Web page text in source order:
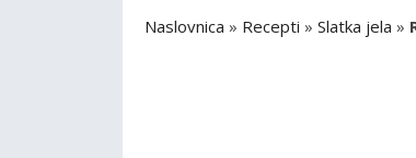
Naslovnica » Recepti » Slatka jela »